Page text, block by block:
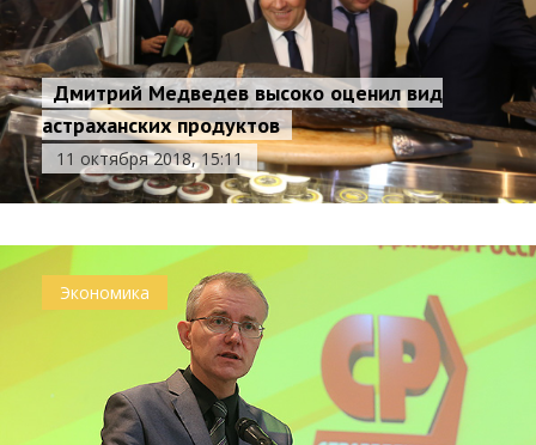
Дмитрий Медведев высоко оценил вид
астраханских продуктов
11 октября 2018, 15:11
Экономика